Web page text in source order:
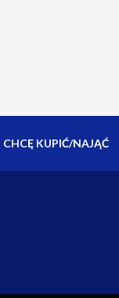
CHCĘ KUPIĆ/NAJĄĆ